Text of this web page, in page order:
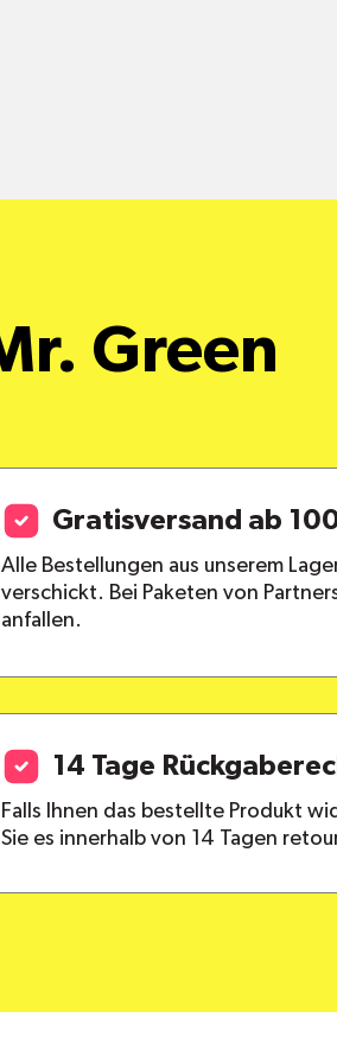
Green
Gratisversand ab
Alle Bestellungen aus unserem
verschickt. Bei Paketen von
anfallen.
14 Tage
Falls Ihnen das bestellte Produkt
Sie es innerhalb von 14 Tagen